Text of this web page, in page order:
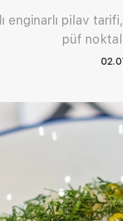
enginarlı pilav
püf